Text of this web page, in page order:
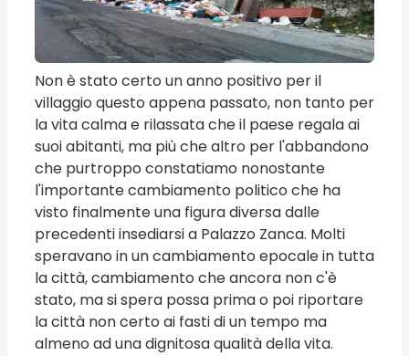
Non è stato certo un anno positivo per il
villaggio questo appena passato, non tanto per
la vita calma e rilassata che il paese regala ai
suoi abitanti, ma più che altro per l'abbandono
che purtroppo constatiamo nonostante
l'importante cambiamento politico che ha
visto finalmente una figura diversa dalle
precedenti insediarsi a Palazzo Zanca. Molti
speravano in un cambiamento epocale in tutta
la città, cambiamento che ancora non c'è
stato, ma si spera possa prima o poi riportare
la città non certo ai fasti di un tempo ma
almeno ad una dignitosa qualità della vita.